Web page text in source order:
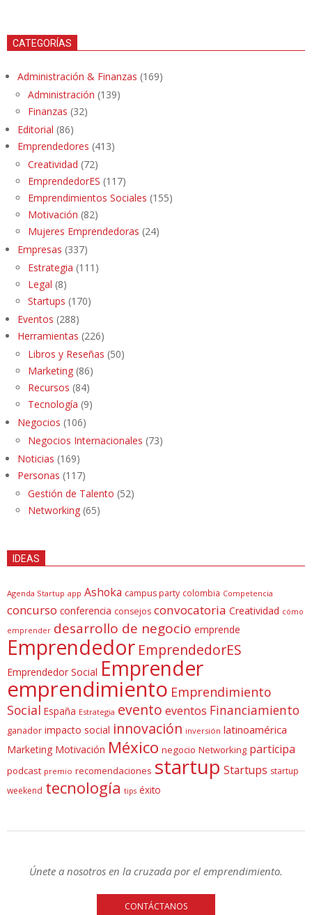
CATEGORÍAS
Administración & Finanzas (169)
Administración (139)
Finanzas (32)
Editorial (86)
Emprendedores (413)
Creatividad (72)
EmprendedorES (117)
Emprendimientos Sociales (155)
Motivación (82)
Mujeres Emprendedoras (24)
Empresas (337)
Estrategia (111)
Legal (8)
Startups (170)
Eventos (288)
Herramientas (226)
Libros y Reseñas (50)
Marketing (86)
Recursos (84)
Tecnología (9)
Negocios (106)
Negocios Internacionales (73)
Noticias (169)
Personas (117)
Gestión de Talento (52)
Networking (65)
IDEAS
Agenda Startup app Ashoka campus party colombia Competencia
concurso conferencia consejos convocatoria Creatividad cómo
emprender desarrollo de negocio emprende
Emprendedor EmprendedorES
Emprendedor Social Emprender
emprendimiento Emprendimiento
Social España Estrategia evento eventos Financiamiento
ganador impacto social innovación inversión latinoamérica
Marketing Motivación México negocio Networking participa
podcast premio recomendaciones startup Startups startup
weekend tecnología tips éxito
Únete a nosotros en la cruzada por el emprendimiento.
CONTÁCTANOS